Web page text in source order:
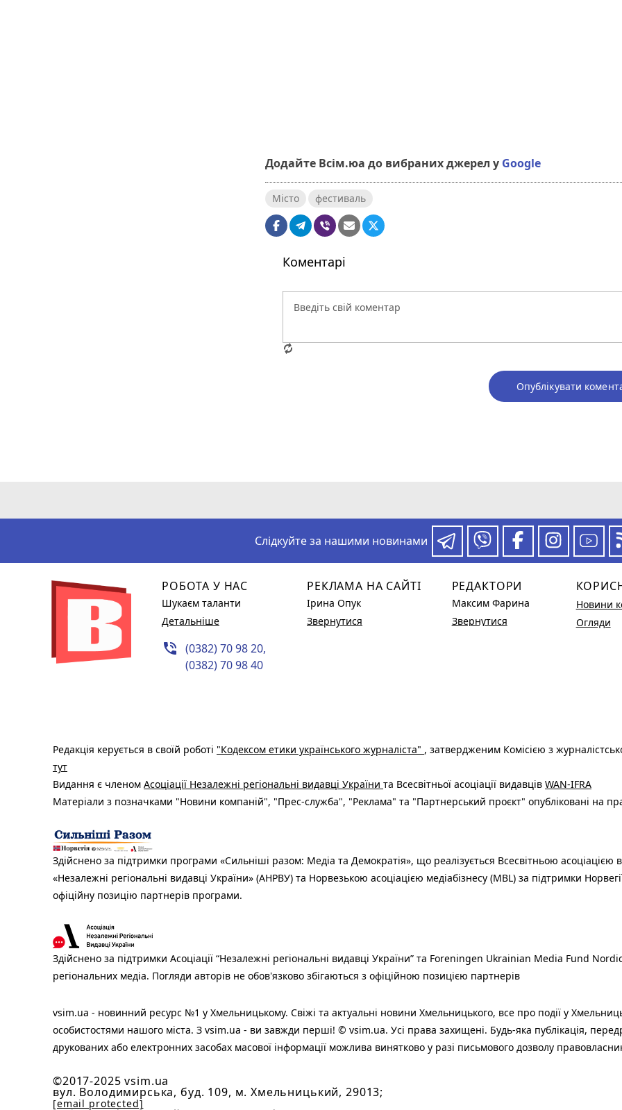
Додайте Всім.юа до вибраних джерел у Google
Місто фестиваль
Коментарі
Опублікувати
Слідкуйте за нашими новинами
РОБОТА У НАС
Шукаєм таланти
Детальніше
phone_in_talk (0382) 70 98 20,
(0382) 70 98 40
РЕКЛАМА НА САЙТІ
Ірина Опук
Звернутися
РЕДАКТОРИ
Максим Фарина
Звернутися
Новини
Огляди
Редакція керується в своїй роботі "Кодексом етики українського журналіста" , затвердженим Комісією з
тут
Видання є членом Асоціації Незалежні регіональні видавці України та Всесвітньої асоціації видавців WAN-IFRA
Матеріали з позначками "Новини компаній", "Прес-служба", "Реклама" та "Партнерський проєкт" опубліковані на
Здійснено за підтримки програми «Сильніші разом: Медіа та Демократія», що реалізується Всесвітньою асоціацією
«Незалежні регіональні видавці України» (АНРВУ) та Норвезькою асоціацією медіабізнесу (MBL) за підтримки
офіційну позицію партнерів програми.
Здійснено за підтримки Асоціації “Незалежні регіональні видавці України” та Foreningen Ukrainian Media Fund
регіональних медіа. Погляди авторів не обов'язково збігаються з офіційною позицією партнерів
vsim.ua - новинний ресурс №1 у Хмельницькому. Свіжі та актуальні новини Хмельницького, все про події у
особистостями нашого міста. З vsim.ua - ви завжди перші! © vsim.ua. Усі права захищені. Будь-яка публiкацiя,
друкованих або електронних засобах масової інформації можлива винятково у разі письмового дозволу
©2017-2025 vsim.ua
вул. Володимирська, буд. 109, м. Хмельницький, 29013;
[email protected]